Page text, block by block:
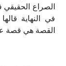
الصراع
في النهاية
القصة هي قصة